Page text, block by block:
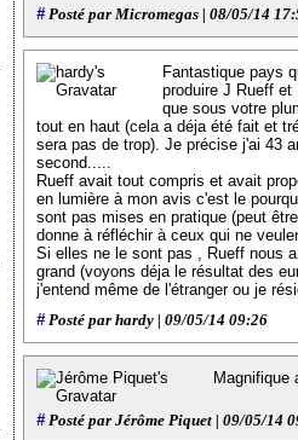
#Posté par Micromegas | 08/05/14
Fantastique pays
produire J Rueff
que sous votre
tout en haut (cela a déja été fait et
sera pas de trop). Je précise j'ai 43
second.....
Rueff avait tout compris et avait
en lumière à mon avis c'est le
sont pas mises en pratique (peut
donne à réfléchir à ceux qui ne
Si elles ne le sont pas , Rueff nous
grand (voyons déja le résultat des
j'entend même de l'étranger ou je
#Posté par hardy | 09/05/14 09:26
Magnifique
#Posté par Jérôme Piquet | 09/05/14